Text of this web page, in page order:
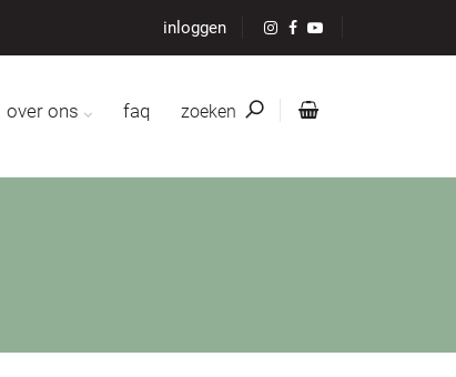
inloggen
over ons faq zoeken